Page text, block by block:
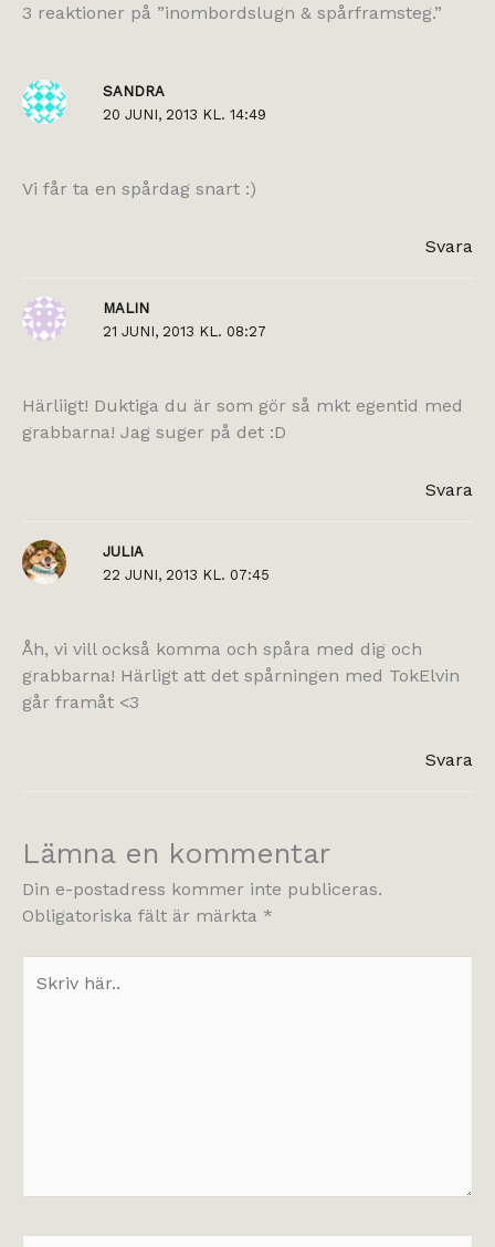
3 reaktioner på ”inombordslugn & spårframsteg.”
SANDRA
20 JUNI, 2013 KL. 14:49
Vi får ta en spårdag snart :)
Svara
MALIN
21 JUNI, 2013 KL. 08:27
Härliigt! Duktiga du är som gör så mkt egentid med
grabbarna! Jag suger på det :D
Svara
JULIA
22 JUNI, 2013 KL. 07:45
Åh, vi vill också komma och spåra med dig och
grabbarna! Härligt att det spårningen med TokElvin
går framåt <3
Svara
Lämna en kommentar
Din e-postadress kommer inte publiceras.
Obligatoriska fält är märkta *
här..